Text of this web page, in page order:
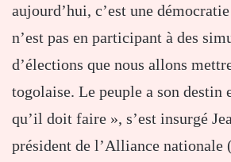
aujourd’hui, c’est une
n’est pas en participant à des
d’élections que nous allons
togolaise. Le peuple a son destin
qu’il doit faire », s’est insurgé
président de l’Alliance nationale